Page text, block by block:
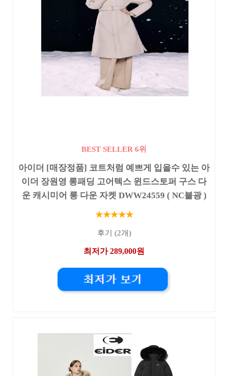
BEST SELLER 6위
아이더 [매장정품] 코트처럼 예쁘게 입을수 있는 아
이더 장원영 롱패딩 고어텍스 윈드스토퍼 구스 다
운 캐시미어 롱 다운 자켓 DWW24559 ( NC불광 )
★★★★★
후기 (2개)
최저가 289,000원